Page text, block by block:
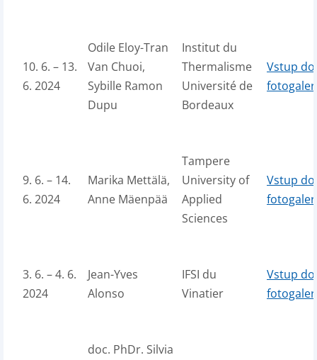
10. 6. – 13.
6. 2024
Odile Eloy-Tran
Van Chuoi,
Sybille Ramon
Dupu
Institut du
Thermalisme
Université de
Bordeaux
Vstup do
9. 6. – 14.
6. 2024
Marika Mettälä,
Anne Mäenpää
Tampere
University of
Applied
Sciences
Vstup do
3. 6. – 4. 6.
2024
Jean-Yves
Alonso
IFSI du
Vinatier
Vstup do
doc. PhDr. Silvia